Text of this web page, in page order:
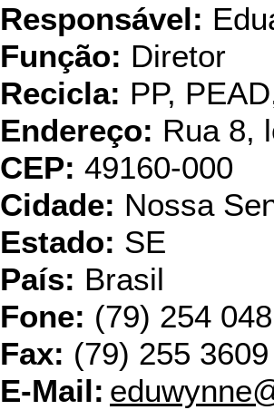
Responsável:
Função: Diretor
Recicla: PP,
Endereço: Rua 8,
CEP: 49160-000
Cidade: Nossa
Estado: SE
País: Brasil
Fone: (79) 254
Fax: (79) 255 3609
E-Mail: